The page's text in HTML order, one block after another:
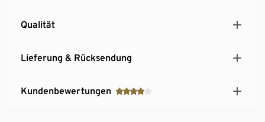
Qualität
Lieferung & Rücksendung
Kundenbewertungen